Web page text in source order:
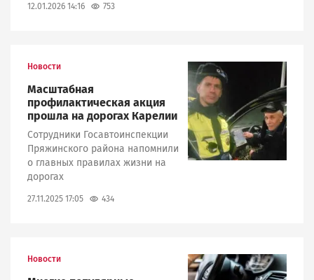
12.01.2026 14:16 753
Новости
Масштабная
профилактическая акция
прошла на дорогах Карелии
Сотрудники Госавтоинспекции
Пряжинского района напомнили
о главных правилах жизни на
дорогах
27.11.2025 17:05 434
Image
Новости Image